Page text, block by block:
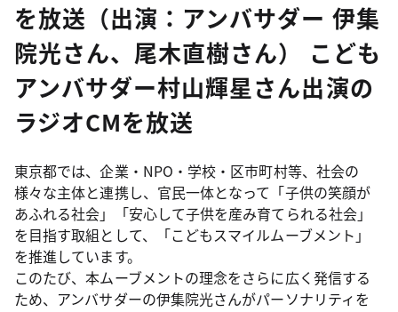
を放送（出演：アンバサダー 伊集
院光さん、尾木直樹さん） こども
アンバサダー村山輝星さん出演の
ラジオCMを放送
東京都では、企業・NPO・学校・区市町村等、社会の
様々な主体と連携し、官民一体となって「子供の笑顔が
あふれる社会」「安心して子供を産み育てられる社会」
を目指す取組として、「こどもスマイルムーブメント」
を推進しています。
このたび、本ムーブメントの理念をさらに広く発信する
ため、アンバサダーの伊集院光さんがパーソナリティを